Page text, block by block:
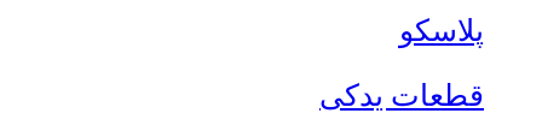
پلاسکو
قطعات یدکی